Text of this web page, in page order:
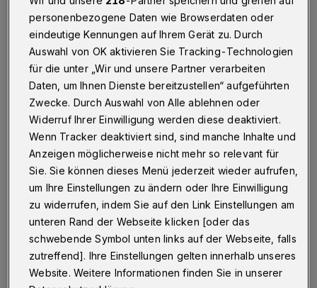
Betr.: neuer Schutzzaun und alte Mauer
18.12.2020 , 13:13 Uhr Eine Minute Lesezeit
A ngeregt durch die Danksagungs-
Leserbriefe in Ihrer letzten Ausgabe
(Müllhalde, Großbaustelle Lichtscheid, Hilfe
durch Sanitäter), möchte ich auch einmal den
personenbezogene Daten wie Browserdaten oder
eindeutige Kennungen auf Ihrem Gerät zu. Durch
Auswahl von OK aktivieren Sie Tracking-Technologien
für die unter „Wir und unsere Partner verarbeiten
Daten, um Ihnen Dienste bereitzustellen“ aufgeführten
Zwecke. Durch Auswahl von Alle ablehnen oder
Widerruf Ihrer Einwilligung werden diese deaktiviert.
Wenn Tracker deaktiviert sind, sind manche Inhalte und
Anzeigen möglicherweise nicht mehr so relevant für
Sie. Sie können dieses Menü jederzeit wieder aufrufen,
um Ihre Einstellungen zu ändern oder Ihre Einwilligung
zu widerrufen, indem Sie auf den Link Einstellungen am
unteren Rand der Webseite klicken [oder das
schwebende Symbol unten links auf der Webseite, falls
zutreffend]. Ihre Einstellungen gelten innerhalb unseres
Website. Weitere Informationen finden Sie in unserer